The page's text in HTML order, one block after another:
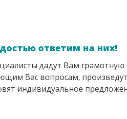
ответим на них!
дадут Вам
Вас вопросам,
индивидуальное